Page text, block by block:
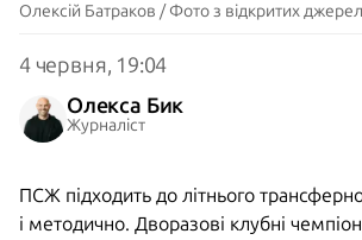
Олексій Батраков / Фото з відкритих джерел
4 червня, 19:04
Олекса Бик
Журналіст
ПСЖ підходить до літнього
і методично. Дворазові клубні